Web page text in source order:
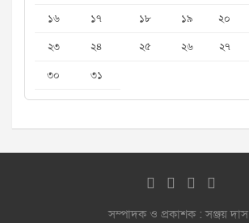
১৬
১৭ ১৮ ১৯ ২০
২৩
২৪ ২৫ ২৬ ২৭
৩০
৩১
সম্পাদক ও প্রকাশক : সঞ্জয় দাস